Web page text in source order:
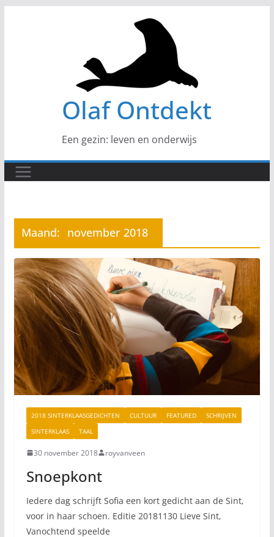
Olaf Ontdekt
Een gezin: leven en onderwijs
Maand: november 2018
2018 SINTERKLAASGEDICHTEN CULTUUR FEATURED
SCHRIJVEN
SINTERKLAAS
TAAL
30 november 2018 royvanveen
Snoepkont
Iedere dag schrijft Sofia een kort gedicht aan de Sint,
voor in haar schoen. Editie 20181130 Lieve Sint,
Vanochtend speelde